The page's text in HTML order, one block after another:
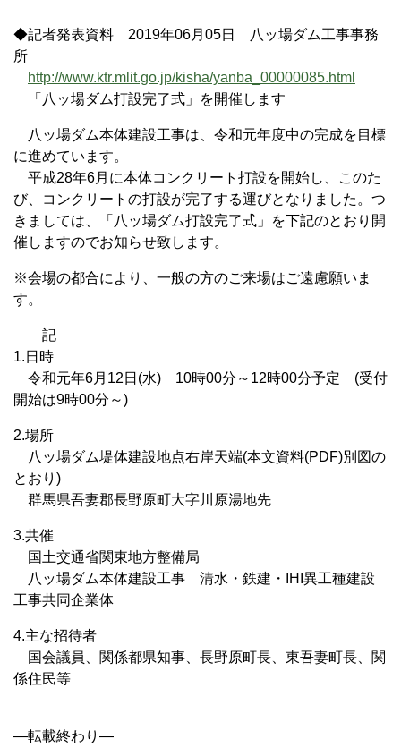
◆記者発表資料 2019年06月05日 八ッ場ダム工事事務
所
http://www.ktr.mlit.go.jp/kisha/yanba_00000085.html
「八ッ場ダム打設完了式」を開催します
八ッ場ダム本体建設工事は、令和元年度中の完成を目標
に進めています。
平成28年6月に本体コンクリート打設を開始し、このた
び、コンクリートの打設が完了する運びとなりました。つ
きましては、「八ッ場ダム打設完了式」を下記のとおり開
催しますのでお知らせ致します。
※会場の都合により、一般の方のご来場はご遠慮願いま
す。
記
1.日時
令和元年6月12日(水) 10時00分～12時00分予定 (受付
開始は9時00分～)
2.場所
八ッ場ダム堤体建設地点右岸天端(本文資料(PDF)別図の
とおり)
群馬県吾妻郡長野原町大字川原湯地先
3.共催
国土交通省関東地方整備局
八ッ場ダム本体建設工事 清水・鉄建・IHI異工種建設
工事共同企業体
4.主な招待者
国会議員、関係都県知事、長野原町長、東吾妻町長、関
係住民等
—転載終わり—